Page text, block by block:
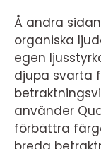
Å andra
organiska
egen
djupa svarta
använder
förbättra